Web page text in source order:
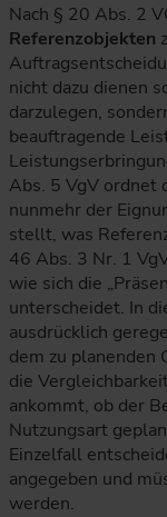
Nach § 20 Abs. 2
Referenzobjekten
nicht dazu dienen
darzulegen,
beauftragende
Abs. 5 VgV ordnet
nunmehr der
stellt, was
46 Abs. 3 Nr. 1
wie sich die
unterscheidet. In
ausdrücklich
dem zu planenden
die
ankommt, ob der
Nutzungsart
Einzelfall
angegeben und
werden.